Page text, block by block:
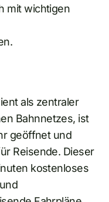
mit wichtigen
als zentraler
Bahnnetzes, ist
geöffnet und
Reisende. Dieser
kostenloses